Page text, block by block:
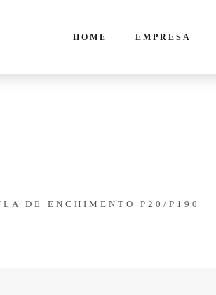
HOME EMPRESA
DE ENCHIMENTO P20/P190